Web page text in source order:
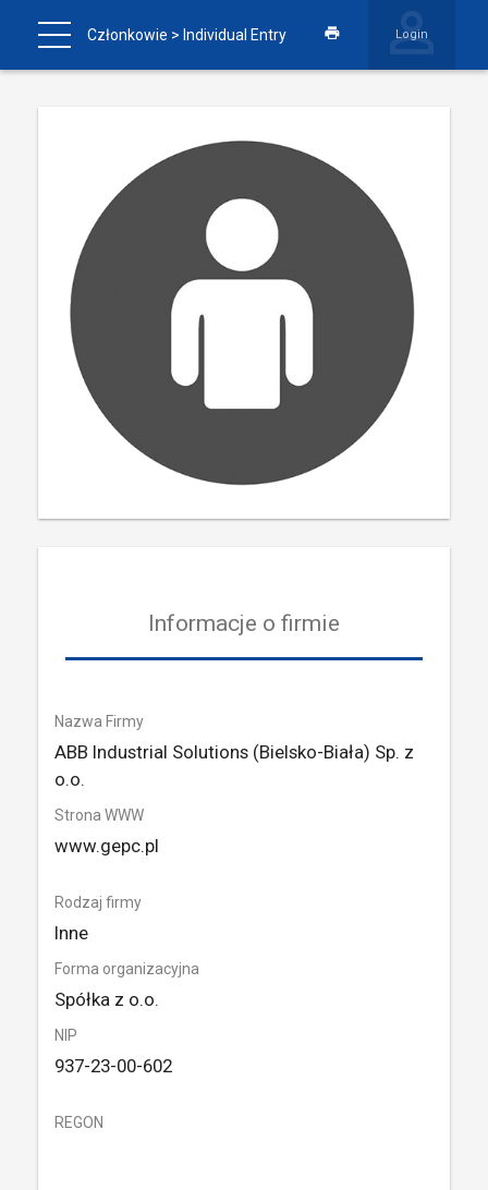
Członkowie > Individual Entry Login
Informacje o firmie
Nazwa Firmy
ABB Industrial Solutions (Bielsko-Biała) Sp. z
o.o.
Strona WWW
www.gepc.pl
Rodzaj firmy
Inne
Forma organizacyjna
Spółka z o.o.
NIP
937-23-00-602
REGON